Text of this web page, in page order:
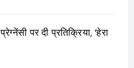
पर दी प्रतिक्रिया, ‘हेरा